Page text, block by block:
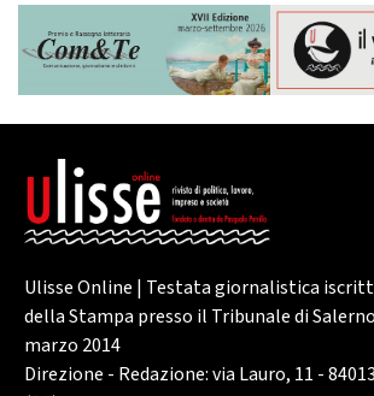
Ulisse Online | Testata giornalistica
della Stampa presso il Tribunale di
marzo 2014
Direzione - Redazione: via Lauro, 11 -